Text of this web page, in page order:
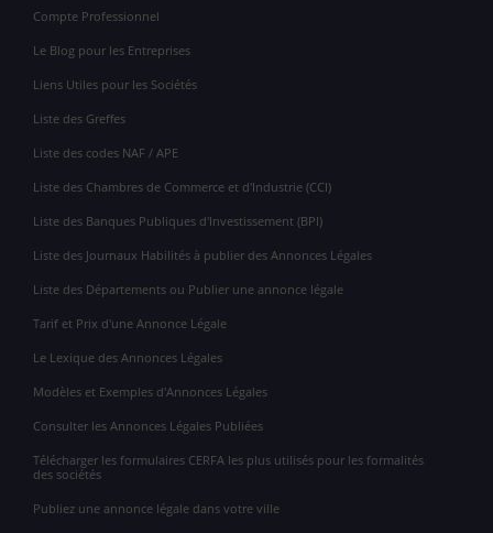
Compte Professionnel
Le Blog pour les Entreprises
Liens Utiles pour les Sociétés
Liste des Greffes
Liste des codes NAF / APE
Liste des Chambres de Commerce et d'Industrie (CCI)
Liste des Banques Publiques d'Investissement (BPI)
Liste des Journaux Habilités à publier des Annonces Légales
Liste des Départements ou Publier une annonce légale
Tarif et Prix d'une Annonce Légale
Le Lexique des Annonces Légales
Modèles et Exemples d'Annonces Légales
Consulter les Annonces Légales Publiées
Télécharger les formulaires CERFA les plus utilisés pour les formalités
des sociétés
Publiez une annonce légale dans votre ville